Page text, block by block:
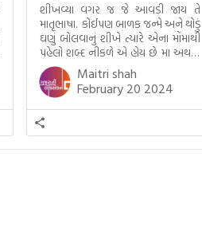
શીખવ્યા વગર જ જે આવડી જાય તે
માતૃભાષા. કોઈપણ બાળક જન્મે અને થોડું
ઘણું બોલવાનું શીખે ત્યારે એના મોંમાથી
પહેલો શબ્દ નીકળે એ હોય છે મા અથવા
મમ એટલે કે ખાવાનું. વળી આપણે
બાળકને સૂવડાવવા માટે જે ગીત કે
હાલરડાં ગાઈએ છીએ તે પણ આપણે
ગુજરાતીમાં જ ગાઈએ છીએ અંગ્રેજી ગીતો
નથી ગાતા. આમ બાળકને […]
Maitri shah
February 20 2024